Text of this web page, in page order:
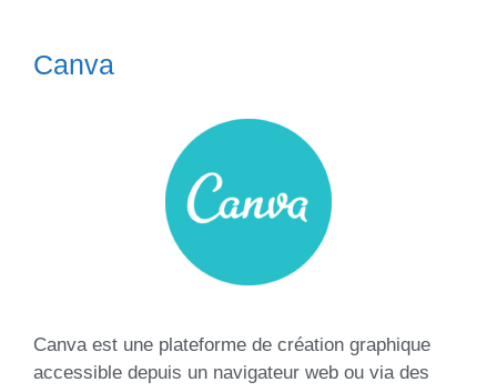
Canva
Canva est une plateforme de création graphique
accessible depuis un navigateur web ou via des